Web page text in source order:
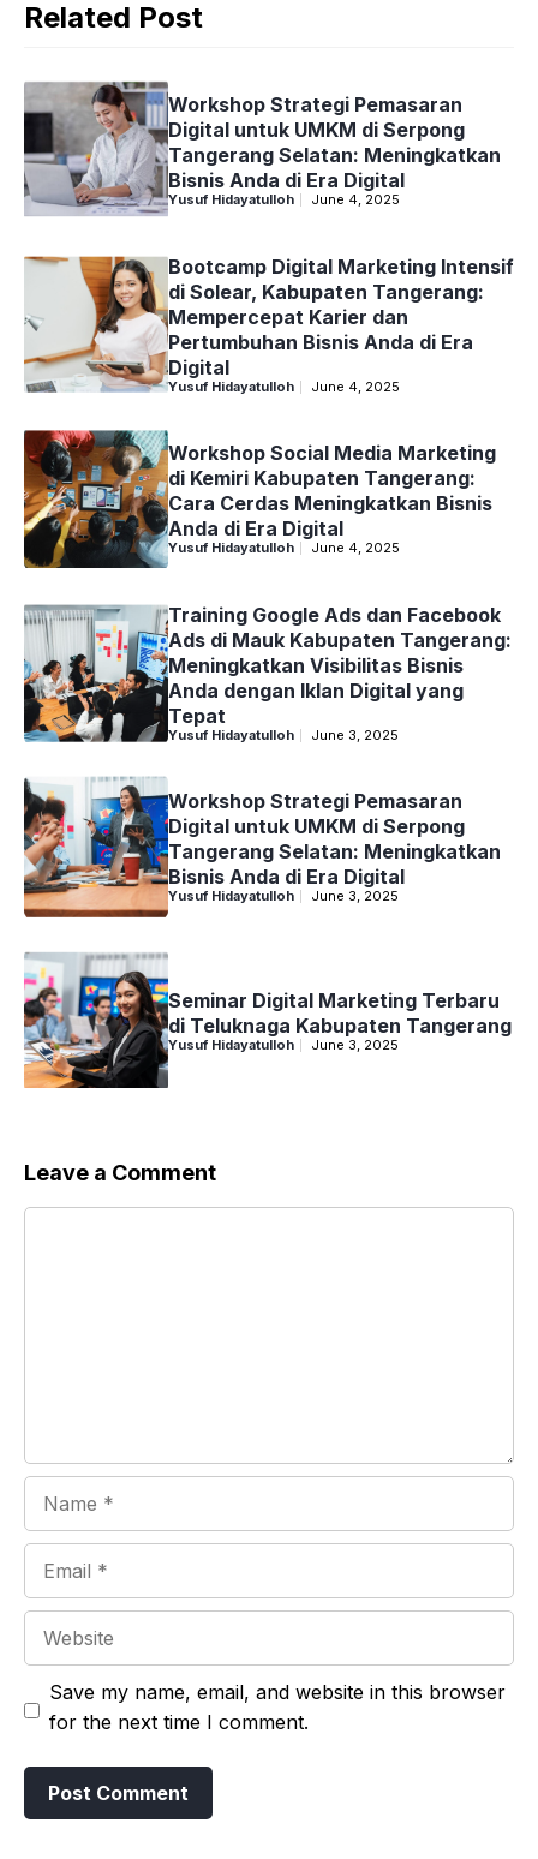
Related Post
Workshop Strategi Pemasaran
Digital untuk UMKM di Serpong
Tangerang Selatan: Meningkatkan
Bisnis Anda di Era Digital
Yusuf Hidayatulloh June 4, 2025
Bootcamp Digital Marketing Intensif
di Solear, Kabupaten Tangerang:
Mempercepat Karier dan
Pertumbuhan Bisnis Anda di Era
Digital
Yusuf Hidayatulloh June 4, 2025
Workshop Social Media Marketing
di Kemiri Kabupaten Tangerang:
Cara Cerdas Meningkatkan Bisnis
Anda di Era Digital
Yusuf Hidayatulloh June 4, 2025
Training Google Ads dan Facebook
Ads di Mauk Kabupaten Tangerang:
Meningkatkan Visibilitas Bisnis
Anda dengan Iklan Digital yang
Tepat
Yusuf Hidayatulloh June 3, 2025
Workshop Strategi Pemasaran
Digital untuk UMKM di Serpong
Tangerang Selatan: Meningkatkan
Bisnis Anda di Era Digital
Yusuf Hidayatulloh June 3, 2025
Seminar Digital Marketing Terbaru
di Teluknaga Kabupaten Tangerang
Yusuf Hidayatulloh June 3, 2025
Leave a Comment
Save my name, email, and website in this browser
for the next time I comment.